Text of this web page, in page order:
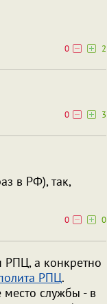
0 2
0 3
в РФ), так,
0 0
а конкретно
РПЦ.
службы - в